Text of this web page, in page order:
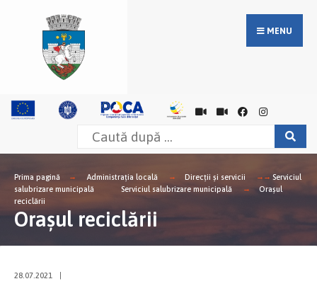
MENU
Prima pagină Administrația locală Direcții și servicii
Serviciul
salubrizare municipală
Serviciul salubrizare municipală
Orașul
reciclării
Orașul reciclării
28.07.2021